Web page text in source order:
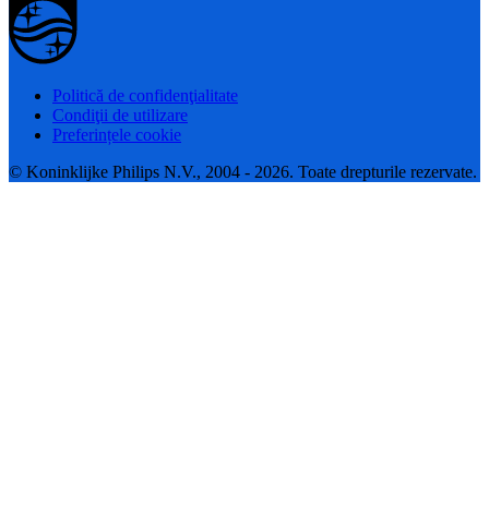
Politică de confidenţialitate
Condiţii de utilizare
Preferințele cookie
© Koninklijke Philips N.V., 2004 - 2026. Toate drepturile rezervate.